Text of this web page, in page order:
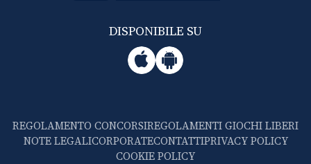
DISPONIBILE SU
REGOLAMENTO CONCORSIREGOLAMENTI GIOCHI LIBERI
NOTE LEGALICORPORATECONTATTIPRIVACY POLICY
COOKIE POLICY